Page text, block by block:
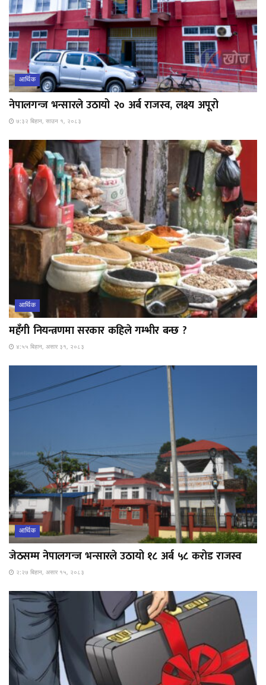
आर्थिक
नेपालगन्ज भन्सारले उठायो २० अर्ब राजस्व, लक्ष्य अपूरो
७:३२ बिहान, साउन १, २०८३
आर्थिक
महँगी नियन्त्रणमा सरकार कहिले गम्भीर बन्छ ?
४:५५ बिहान, असार ३१, २०८३
आर्थिक
जेठसम्म नेपालगन्ज भन्सारले उठायो १८ अर्ब ५८ करोड राजस्व
२:२७ बिहान, असार १५, २०८३